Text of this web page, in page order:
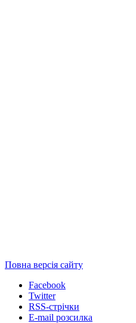
Повна версія сайту
Facebook
Twitter
RSS-стрічки
E-mail розсилка